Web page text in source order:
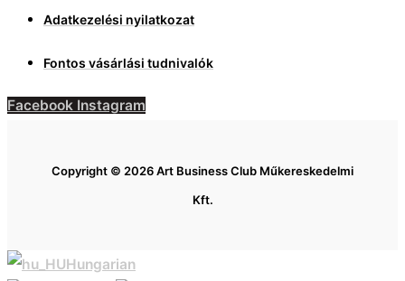
Adatkezelési nyilatkozat
Fontos vásárlási tudnivalók
Facebook Instagram
Copyright © 2026 Art Business Club Műkereskedelmi
Kft.
Hungarian